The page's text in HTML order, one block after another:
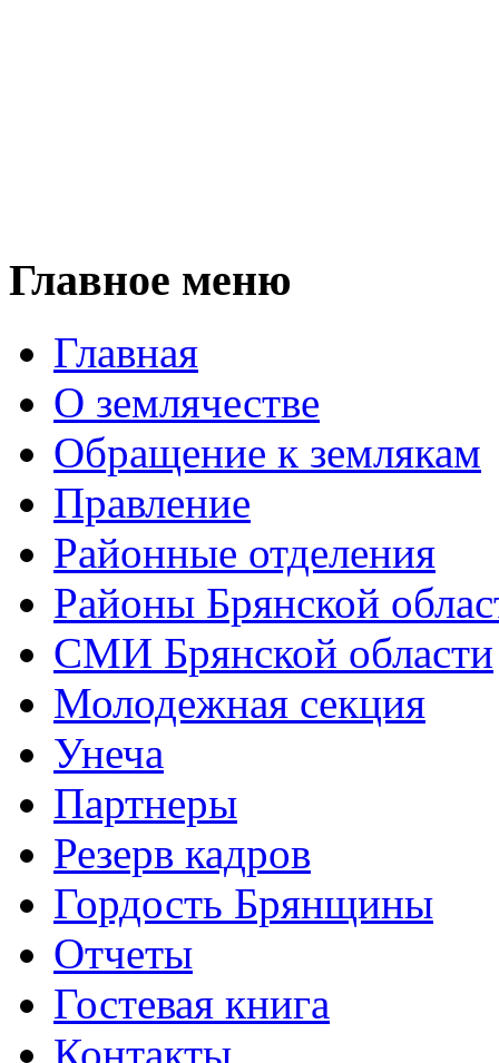
Главное меню
Главная
О землячестве
Обращение к землякам
Правление
Районные отделения
Районы Брянской
СМИ Брянской области
Молодежная секция
Унеча
Партнеры
Резерв кадров
Гордость Брянщины
Отчеты
Гостевая книга